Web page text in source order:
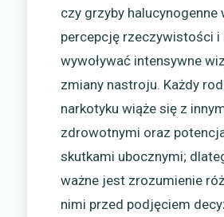
czy grzyby halucynogenne
percepcję rzeczywistości i
wywoływać intensywne
zmiany nastroju. Każdy
narkotyku wiąże się z
zdrowotnymi oraz
skutkami ubocznymi;
ważne jest zrozumienie
nimi przed podjęciem